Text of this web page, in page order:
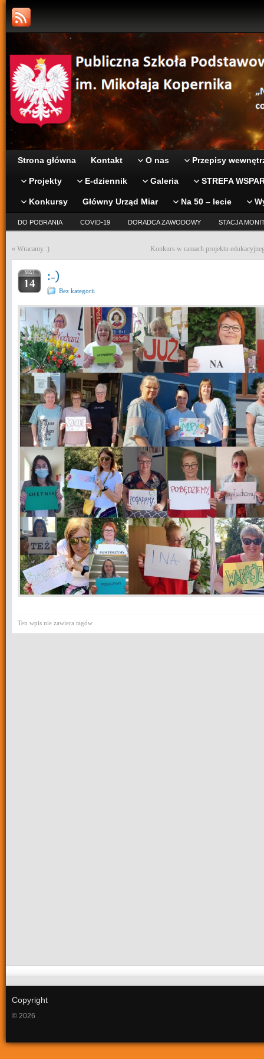
Strona główna Kontakt O nas Przepisy
Projekty E-dziennik Galeria STREFA
Konkursy Główny Urząd Miar Na 50 – lecie
DO POBRANIA COVID-19 DORADCA ZAWODOWY STACJA
« Wracamy :) Konkurs w ramach projektu
MAJ
14 :-)
Bez kategorii
Ten wpis nie zawiera tagów
Copyright
© 2026 .